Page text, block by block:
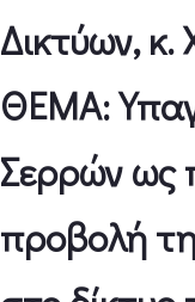
Δικτύων, κ.
ΘΕΜΑ:
Σερρών ως
προβολή